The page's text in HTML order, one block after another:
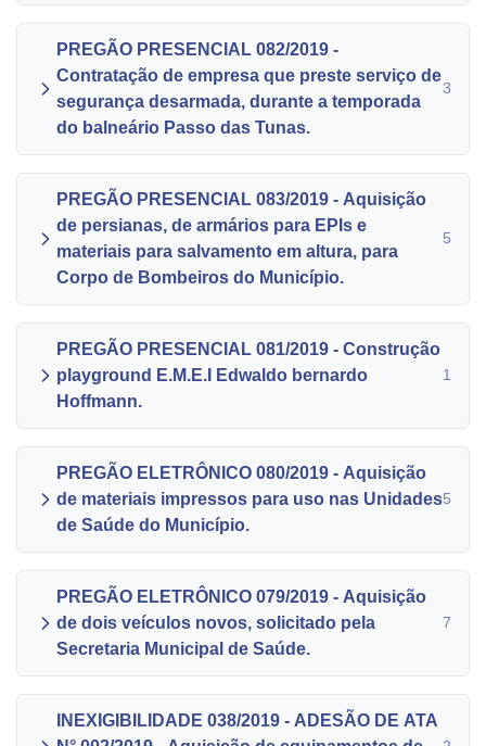
PREGÃO PRESENCIAL 082/2019 -
Contratação de empresa que preste serviço de
segurança desarmada, durante a temporada
do balneário Passo das Tunas.
3
PREGÃO PRESENCIAL 083/2019 - Aquisição
de persianas, de armários para EPIs e
materiais para salvamento em altura, para
Corpo de Bombeiros do Município.
5
PREGÃO PRESENCIAL 081/2019 - Construção
playground E.M.E.I Edwaldo bernardo
Hoffmann.
1
PREGÃO ELETRÔNICO 080/2019 - Aquisição
de materiais impressos para uso nas Unidades
de Saúde do Município.
5
PREGÃO ELETRÔNICO 079/2019 - Aquisição
de dois veículos novos, solicitado pela
Secretaria Municipal de Saúde.
7
INEXIGIBILIDADE 038/2019 - ADESÃO DE ATA